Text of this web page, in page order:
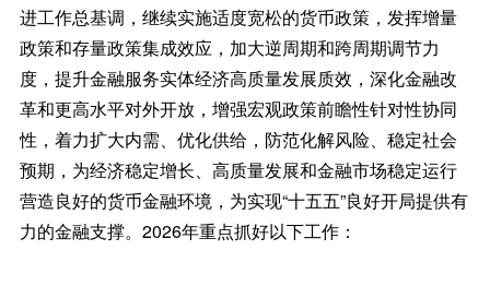
进工作总基调，继续实施适度宽松的货币政策，发挥增量
政策和存量政策集成效应，加大逆周期和跨周期调节力
度，提升金融服务实体经济高质量发展质效，深化金融改
革和更高水平对外开放，增强宏观政策前瞻性针对性协同
性，着力扩大内需、优化供给，防范化解风险、稳定社会
预期，为经济稳定增长、高质量发展和金融市场稳定运行
营造良好的货币金融环境，为实现“十五五”良好开局提供有
力的金融支撑。2026年重点抓好以下工作：